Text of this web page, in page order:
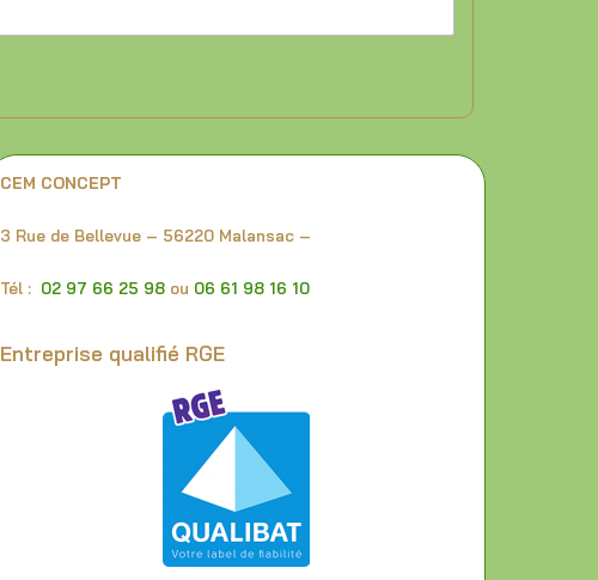
CEM CONCEPT
3 Rue de Bellevue – 56220 Malansac –
Tél : 02 97 66 25 98 ou 06 61 98 16 10
Entreprise qualifié RGE